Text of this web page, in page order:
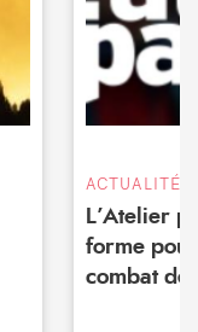
ACTUALITÉS
L’Atelier
forme
combat de